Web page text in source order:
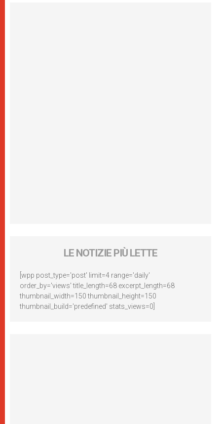
LE NOTIZIE PIÙ LETTE
[wpp post_type='post' limit=4 range='daily'
order_by='views' title_length=68 excerpt_length=68
thumbnail_width=150 thumbnail_height=150
thumbnail_build='predefined' stats_views=0]